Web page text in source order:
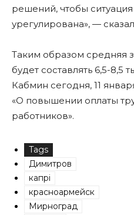
решений, чтобы
урегулирована», —
Таким образом средняя
будет составлять 6,5-8,5
Кабмин сегодня, 11
«О повышении оплаты
работников».
Tags
Димитров
капрі
красноармейск
Мирноград